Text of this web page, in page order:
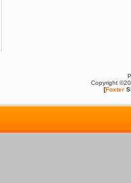
Copyright
[Foxter